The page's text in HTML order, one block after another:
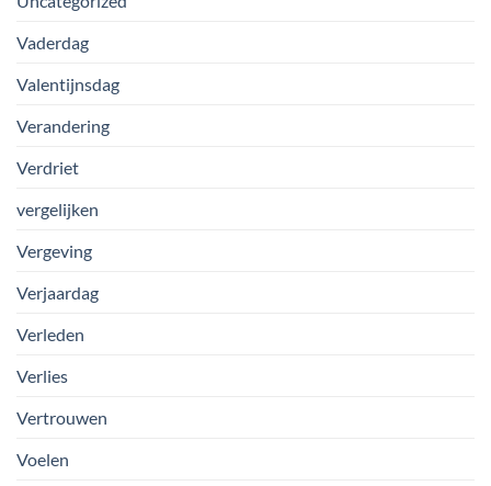
Vaderdag
Valentijnsdag
Verandering
Verdriet
vergelijken
Vergeving
Verjaardag
Verleden
Verlies
Vertrouwen
Voelen